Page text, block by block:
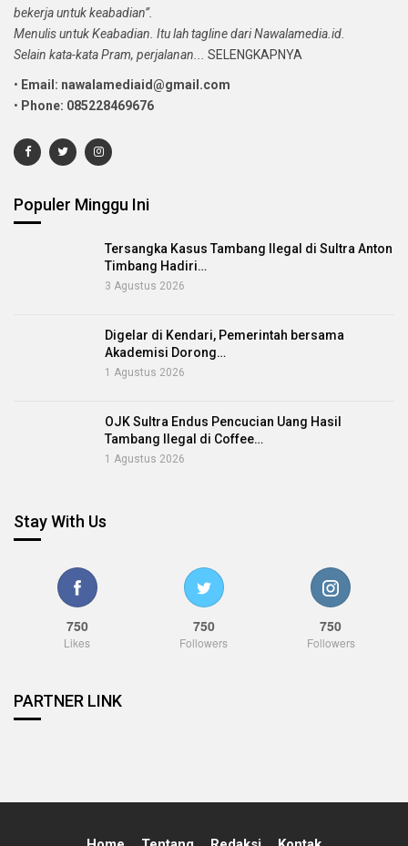
bekerja untuk keabadian”.
Menulis untuk Keabadian. Itu lah tagline dari Nawalamedia.id.
Selain kata-kata Pram, perjalanan...
SELENGKAPNYA
• Email: nawalamediaid@gmail.com
• Phone: 085228469676
Populer Minggu Ini
Tersangka Kasus Tambang Ilegal di Sultra Anton
Timbang Hadiri…
3 Agustus 2026
Digelar di Kendari, Pemerintah bersama
Akademisi Dorong…
1 Agustus 2026
OJK Sultra Endus Pencucian Uang Hasil
Tambang Ilegal di Coffee…
1 Agustus 2026
Stay With Us
750
Likes
750
Followers
750
Followers
PARTNER LINK